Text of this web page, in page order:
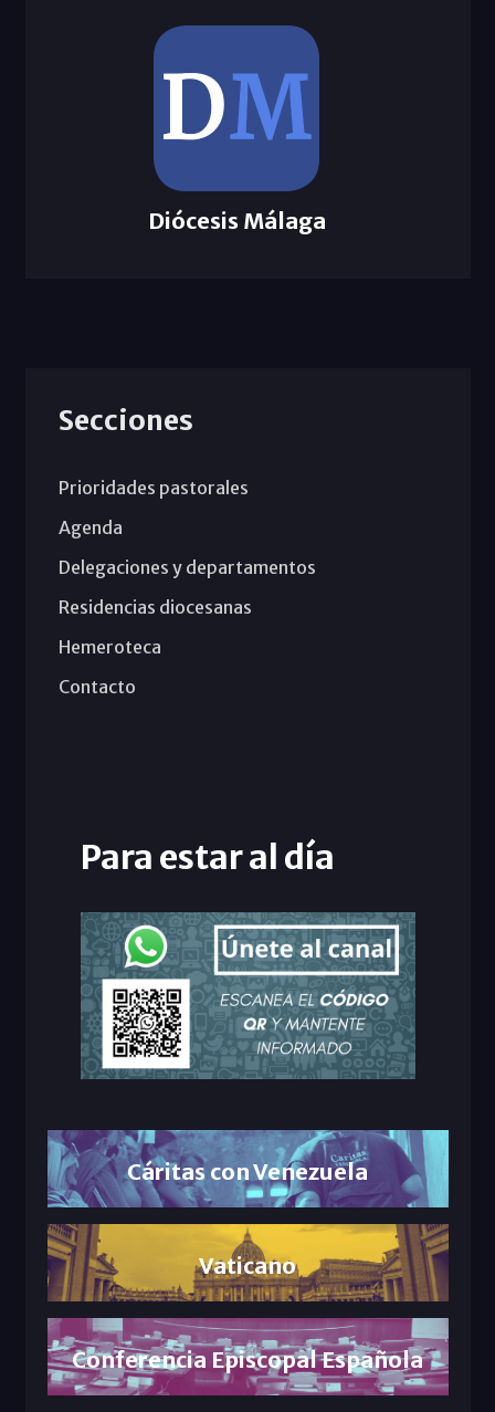
Diócesis Málaga
Secciones
Prioridades pastorales
Agenda
Delegaciones y departamentos
Residencias diocesanas
Hemeroteca
Contacto
Para estar al día
Cáritas con Venezuela
Vaticano
Conferencia Episcopal Española